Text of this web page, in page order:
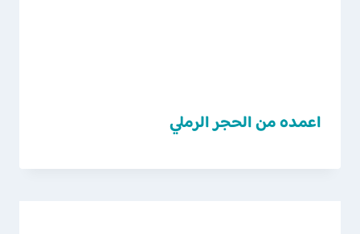
اعمده من الحجر الرملي